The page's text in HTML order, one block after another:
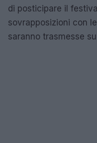
di posticipare il
sovrapposizioni con
saranno trasmesse